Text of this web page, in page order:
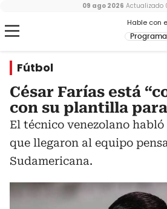
Hable con
Programa
09 ago 2026 Actualizado
Fútbol
César Farías está
con su plantilla para
El técnico venezolano
que llegaron al equipo
Sudamericana.